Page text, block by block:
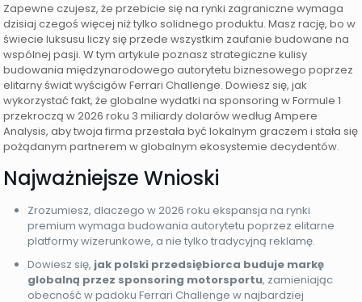
Zapewne czujesz, że przebicie się na rynki zagraniczne wymaga
dzisiaj czegoś więcej niż tylko solidnego produktu. Masz rację, bo w
świecie luksusu liczy się przede wszystkim zaufanie budowane na
wspólnej pasji. W tym artykule poznasz strategiczne kulisy
budowania międzynarodowego autorytetu biznesowego poprzez
elitarny świat wyścigów Ferrari Challenge. Dowiesz się, jak
wykorzystać fakt, że globalne wydatki na sponsoring w Formule 1
przekroczą w 2026 roku 3 miliardy dolarów według Ampere
Analysis, aby twoja firma przestała być lokalnym graczem i stała się
pożądanym partnerem w globalnym ekosystemie decydentów.
Najważniejsze Wnioski
Zrozumiesz, dlaczego w 2026 roku ekspansja na rynki
premium wymaga budowania autorytetu poprzez elitarne
platformy wizerunkowe, a nie tylko tradycyjną reklamę.
Dowiesz się, jak polski przedsiębiorca buduje markę
globalną przez sponsoring motorsportu, zamieniając
obecność w padoku Ferrari Challenge w najbardziej